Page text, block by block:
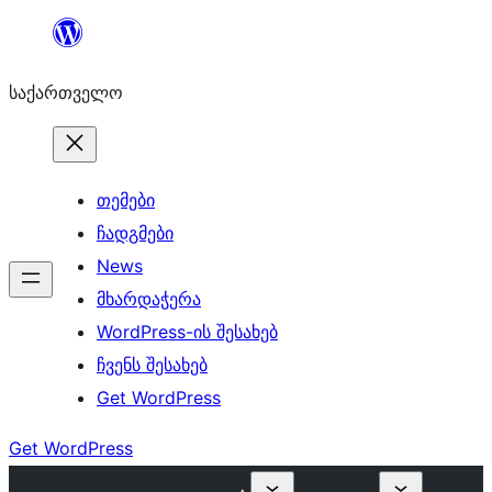
შიგთავსზე
საქართველო
თემები
ჩადგმები
News
მხარდაჭერა
WordPress-ის შესახებ
ჩვენს შესახებ
Get WordPress
Get WordPress